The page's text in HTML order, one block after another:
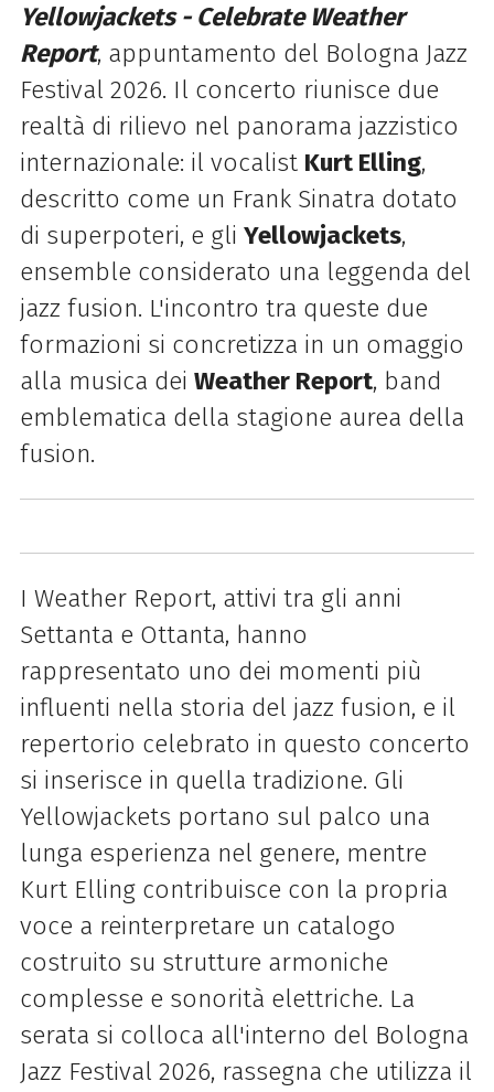
Yellowjackets - Celebrate Weather
Report, appuntamento del Bologna Jazz
Festival 2026. Il concerto riunisce due
realtà di rilievo nel panorama jazzistico
internazionale: il vocalist Kurt Elling,
descritto come un Frank Sinatra dotato
di superpoteri, e gli Yellowjackets,
ensemble considerato una leggenda del
jazz fusion. L'incontro tra queste due
formazioni si concretizza in un omaggio
alla musica dei Weather Report, band
emblematica della stagione aurea della
fusion.
I Weather Report, attivi tra gli anni
Settanta e Ottanta, hanno
rappresentato uno dei momenti più
influenti nella storia del jazz fusion, e il
repertorio celebrato in questo concerto
si inserisce in quella tradizione. Gli
Yellowjackets portano sul palco una
lunga esperienza nel genere, mentre
Kurt Elling contribuisce con la propria
voce a reinterpretare un catalogo
costruito su strutture armoniche
complesse e sonorità elettriche. La
serata si colloca all'interno del Bologna
Jazz Festival 2026, rassegna che utilizza il